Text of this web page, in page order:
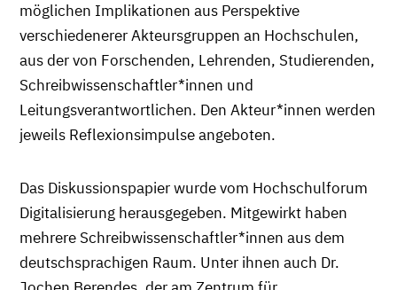
möglichen Implikationen aus Perspektive
verschiedenerer Akteursgruppen an Hochschulen,
aus der von Forschenden, Lehrenden, Studierenden,
Schreibwissenschaftler*innen und
Leitungsverantwortlichen. Den Akteur*innen werden
jeweils Reflexionsimpulse angeboten.
Das Diskussionspapier wurde vom Hochschulforum
Digitalisierung herausgegeben. Mitgewirkt haben
mehrere Schreibwissenschaftler*innen aus dem
deutschsprachigen Raum. Unter ihnen auch Dr.